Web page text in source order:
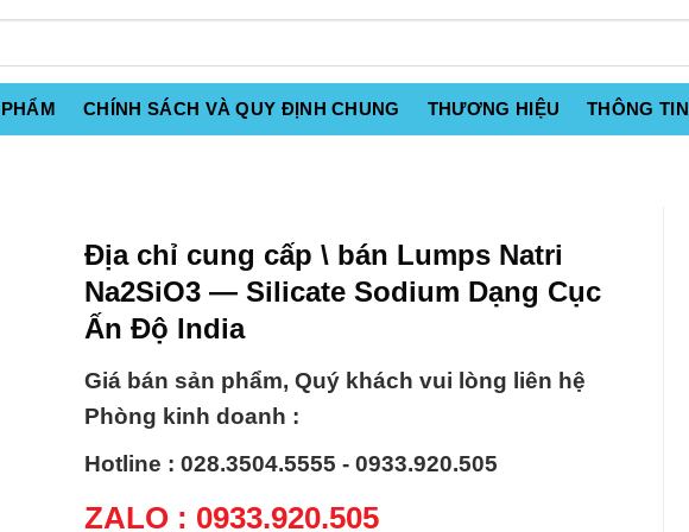
CHÍNH SÁCH VÀ QUY ĐỊNH CHUNG THƯƠNG HIỆU THÔNG TIN
Địa chỉ cung cấp \ bán Lumps Natri
Na2SiO3 — Silicate Sodium Dạng Cục
Ấn Độ India
Giá bán sản phẩm, Quý khách vui lòng liên hệ
Phòng kinh doanh :
Hotline : 028.3504.5555 - 0933.920.505
ZALO : 0933.920.505